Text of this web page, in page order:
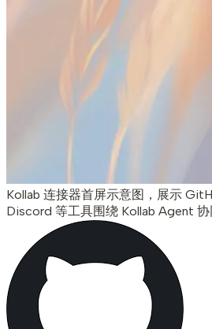
Kollab 连接器首屏示意图，展示
Discord 等工具围绕 Kollab Agent 协